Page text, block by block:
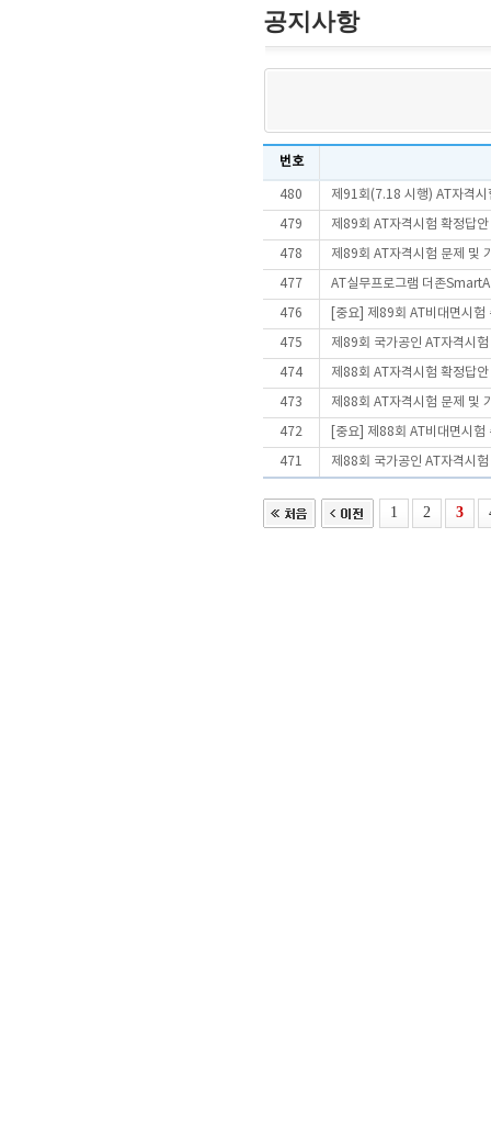
공지사항
번호
480 제91회(7.18 시행) AT자격
479 제89회 AT자격시험 확정답
478 제89회 AT자격시험 문제 및
477 AT실무프로그램 더존
476 [중요] 제89회 AT비대면시험
475 제89회 국가공인 AT자격시
474 제88회 AT자격시험 확정답
473 제88회 AT자격시험 문제 및
472 [중요] 제88회 AT비대면시험
471 제88회 국가공인 AT자격시
1 2 3